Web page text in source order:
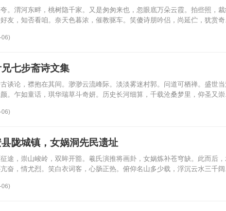
。渭河东畔，桃树隐千家。又是匆匆来也，忽眼底万朵云霞。拍些照，
友，知否看咱。奈天色暮浓，催教驱车。笑傻诗朋吟侣，尚延伫，犹赏
06)
七步斋诗文集
谈论，襟抱在其间。渺渺云流峰际。淡淡雾迷村郭。问道可栖禅。盛世
。乍如童话，琪华瑞草斗奇妍。历史长河细算，千载沧桑梦里，仰圣又
06)
陇城镇，女娲洞先民遗址
途，崇山峻岭，双眸开豁。羲氏演推将画卦，女娲炼补苍穹缺。此而后
奋，情尤烈。笑白衣词客，心肠正热。俯仰名山多少载，浮沉云水三千
06)